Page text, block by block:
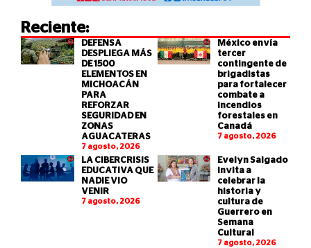
Reciente:
DEFENSA
DESPLIEGA MÁS
DE 1500
ELEMENTOS EN
MICHOACÁN
PARA
REFORZAR
SEGURIDAD EN
ZONAS
AGUACATERAS
7 agosto, 2026
México envía
tercer
contingente de
brigadistas
para fortalecer
combate a
incendios
forestales en
Canadá
7 agosto, 2026
LA CIBERCRISIS
EDUCATIVA QUE
NADIE VIO
VENIR
7 agosto, 2026
Evelyn Salgado
invita a
celebrar la
historia y
cultura de
Guerrero en
Semana
Cultural
7 agosto, 2026